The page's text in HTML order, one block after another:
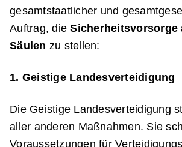
gesamtstaatlicher und
Auftrag, dieSicherheitsvorsorge
Säulen zu stellen:
1. Geistige Landesverteidigung
Die Geistige Landesverteidigung
aller anderen Maßnahmen. Sie
Voraussetzungen für